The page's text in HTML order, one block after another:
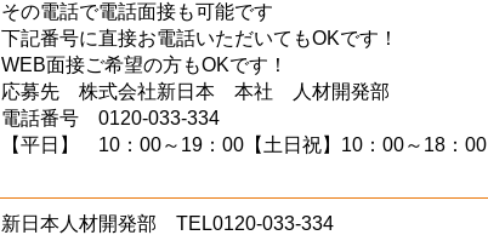
その電話で電話面接も可能です
下記番号に直接お電話いただいてもOKです！
WEB面接ご希望の方もOKです！
応募先 株式会社新日本 本社 人材開発部
電話番号 0120-033-334
【平日】 10：00～19：00【土日祝】10：00～18：00
新日本人材開発部 TEL0120-033-334